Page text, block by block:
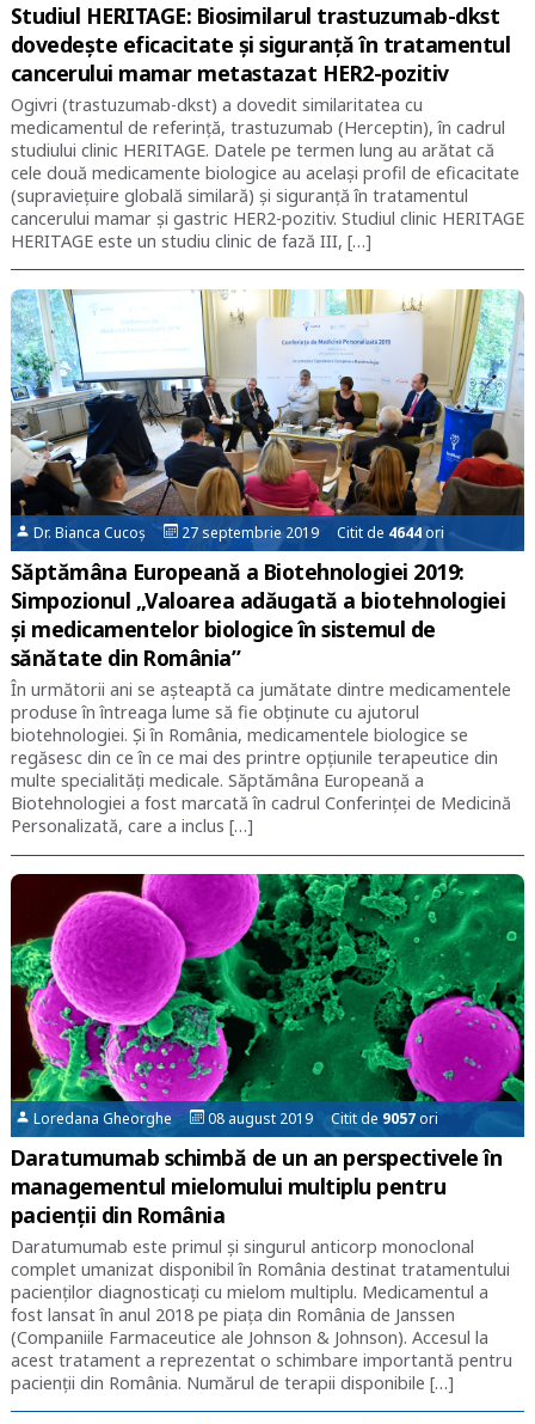
Studiul HERITAGE: Biosimilarul trastuzumab-dkst
dovedește eficacitate și siguranță în tratamentul
cancerului mamar metastazat HER2-pozitiv
Ogivri (trastuzumab-dkst) a dovedit similaritatea cu
medicamentul de referință, trastuzumab (Herceptin), în cadrul
studiului clinic HERITAGE. Datele pe termen lung au arătat că
cele două medicamente biologice au același profil de eficacitate
(supraviețuire globală similară) și siguranță în tratamentul
cancerului mamar și gastric HER2-pozitiv. Studiul clinic HERITAGE
HERITAGE este un studiu clinic de fază III, […]
Dr. Bianca Cucoș 27 septembrie 2019 Citit de 4644ori
Săptămâna Europeană a Biotehnologiei 2019:
Simpozionul „Valoarea adăugată a biotehnologiei
și medicamentelor biologice în sistemul de
sănătate din România”
În următorii ani se așteaptă ca jumătate dintre medicamentele
produse în întreaga lume să fie obținute cu ajutorul
biotehnologiei. Și în România, medicamentele biologice se
regăsesc din ce în ce mai des printre opțiunile terapeutice din
multe specialități medicale. Săptămâna Europeană a
Biotehnologiei a fost marcată în cadrul Conferinței de Medicină
Personalizată, care a inclus […]
Loredana Gheorghe 08 august 2019 Citit de 9057ori
Daratumumab schimbă de un an perspectivele în
managementul mielomului multiplu pentru
pacienții din România
Daratumumab este primul şi singurul anticorp monoclonal
complet umanizat disponibil în România destinat tratamentului
pacienţilor diagnosticaţi cu mielom multiplu. Medicamentul a
fost lansat în anul 2018 pe piaţa din România de Janssen
(Companiile Farmaceutice ale Johnson & Johnson). Accesul la
acest tratament a reprezentat o schimbare importantă pentru
pacienții din România. Numărul de terapii disponibile […]